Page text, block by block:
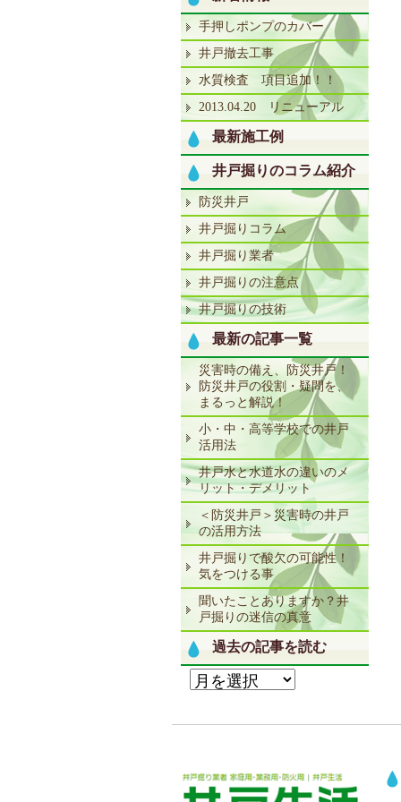
手押しポンプのカバー
井戸撤去工事
水質検査 項目追加！！
2013.04.20 リニューアル
最新施工例
井戸掘りのコラム紹介
防災井戸
井戸掘りコラム
井戸掘り業者
井戸掘りの注意点
井戸掘りの技術
最新の記事一覧
災害時の備え、防災井戸！
防災井戸の役割・疑問を、
まるっと解説！
小・中・高等学校での井戸
活用法
井戸水と水道水の違いのメ
リット・デメリット
＜防災井戸＞災害時の井戸
の活用方法
井戸掘りで酸欠の可能性！
気をつける事
聞いたことありますか？井
戸掘りの迷信の真意
過去の記事を読む
を